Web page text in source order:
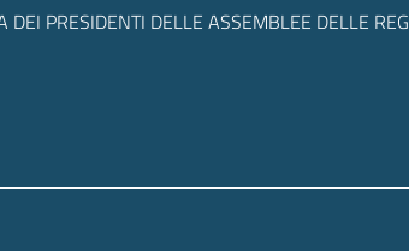
DEI PRESIDENTI DELLE ASSEMBLEE DELLE